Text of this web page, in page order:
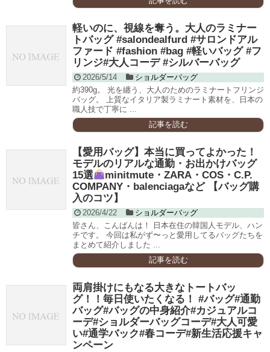
軽いのに、視線を奪う。大人のラミナー
トバッグ #salondealfurd #サロンドアル
ファード #fashion #bag #軽いバッグ #フ
リンジ#大人コーデ #シルバーバッグ
2026/5/14
ショルダーバッグ
約390g。 光を纏う、大人のためのラミナートフリンジ
バッグ。 上質なイタリア製ラミナート素材を、日本の
職人技で丁寧に ...
記事を読む
【愛用バッグ】本当に買ってよかった！
モデルのリアルな通勤・お出かけバッグ
15選
minitmute・ZARA・COS・C.P.
COMPANY・balenciagaなど 【バッグ購
入のコツ】
2026/4/22
ショルダーバッグ
皆さん、こんばんは！ 日本在住の韓国人モデル、ハン
チです。 今回は私がず〜っと愛用してるバッグたちを
まとめて紹介しました ...
記事を読む
両肩掛けにもなる大きなトートバッ
グ！！毎日使いたくなる！ #バッグ#通勤
バッグ#バッグの中身紹介#カジュアルコ
ーデ#ショルダーバッグコーデ#大人可愛
い#通学バック#春コーデ#新生活応援キャ
ンペーン